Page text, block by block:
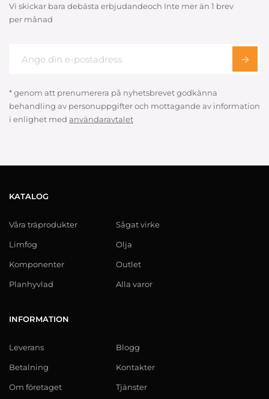
Vi skickar bara debästa erbjudandeoch Inte mer än 1 brev
per månad
* genom att prenumerera på nyhetsbrevet godkänna
behandling av personuppgifter och mottagande av information
i enlighet med användaravtalet
KATALOG
Våra träprodukter
Limfog
Komponenter
Planhyvlad
Sågat virke
Olja
Outlet
Alla varor
INFORMATION
Leverans
Betalning
Om företaget
Blogg
Kontakter
Tjänster